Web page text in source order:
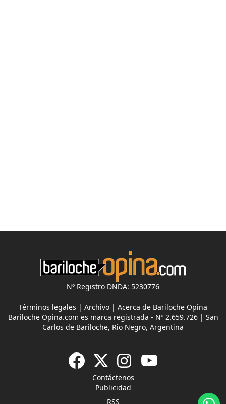
Nº Registro DNDA: 5230776
Términos legales | Archivo | Acerca de Bariloche Opina
Bariloche Opina.com es marca registrada - Nº 2.659.726 | San
Carlos de Bariloche, Rio Negro, Argentina
Contáctenos
Publicidad
RSS